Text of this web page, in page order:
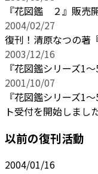
『花図鑑 ２』販売
2004/02/27
復刊！清原なつの著
2003/12/16
『花図鑑シリーズ1
2001/10/07
『花図鑑シリーズ1
ト受付を開始しました
以前の復刊活動
2004/01/16